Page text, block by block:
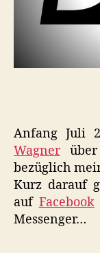
Anfang Juli
Wagnerüber
bezüglich
Kurz darauf
auf Facebook
Messenger…